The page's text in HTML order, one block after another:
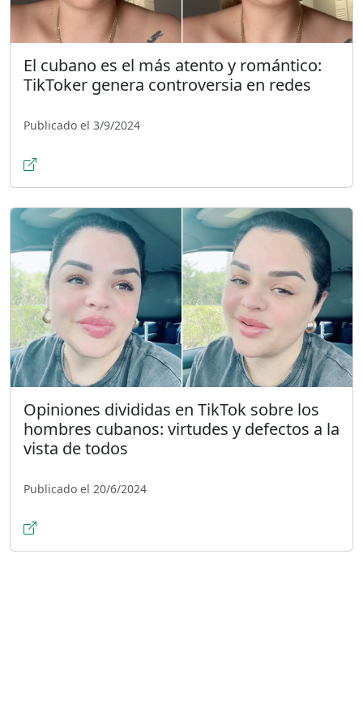
El cubano es el más atento y romántico:
TikToker genera controversia en redes
Publicado el 3/9/2024
Opiniones divididas en TikTok sobre los
hombres cubanos: virtudes y defectos a la
vista de todos
Publicado el 20/6/2024